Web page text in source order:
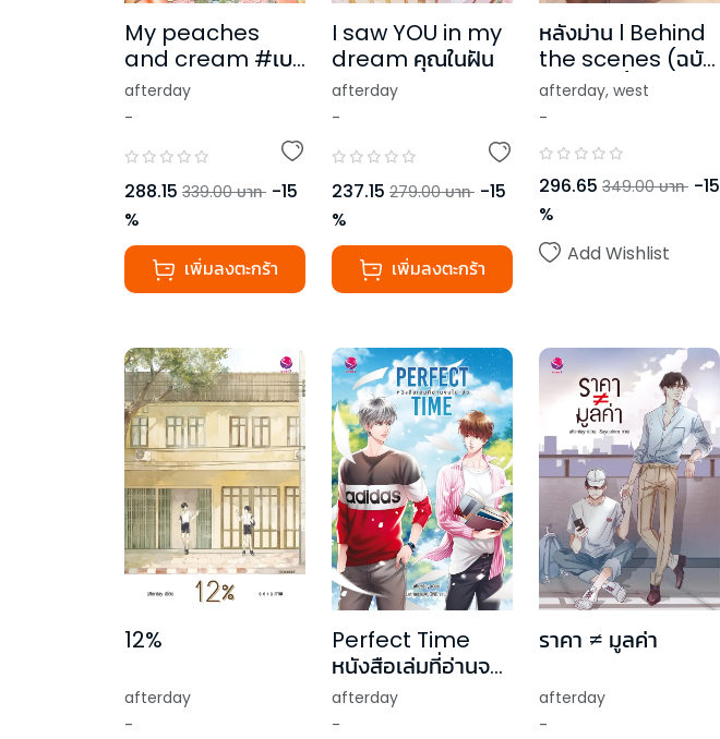
My peaches
and cream #เบย์
กลิ่นพีช
afterday
-
288.15 339.00 บาท -15
%
เพิ่มลงตะกร้า
I saw YOU in my
dream คุณในฝัน
afterday
-
237.15 279.00 บาท -15
%
เพิ่มลงตะกร้า
หลังม่าน l Behind
the scenes (ฉบับ
ปรับปรุงเนื้อหา)
afterday, west
-
296.65 349.00 บาท -15
%
Add Wishlist
12%
afterday
-
Perfect Time
หนังสือเล่มที่อ่านจบ
ไปแล้ว
afterday
-
ราคา ≠ มูลค่า
afterday
-